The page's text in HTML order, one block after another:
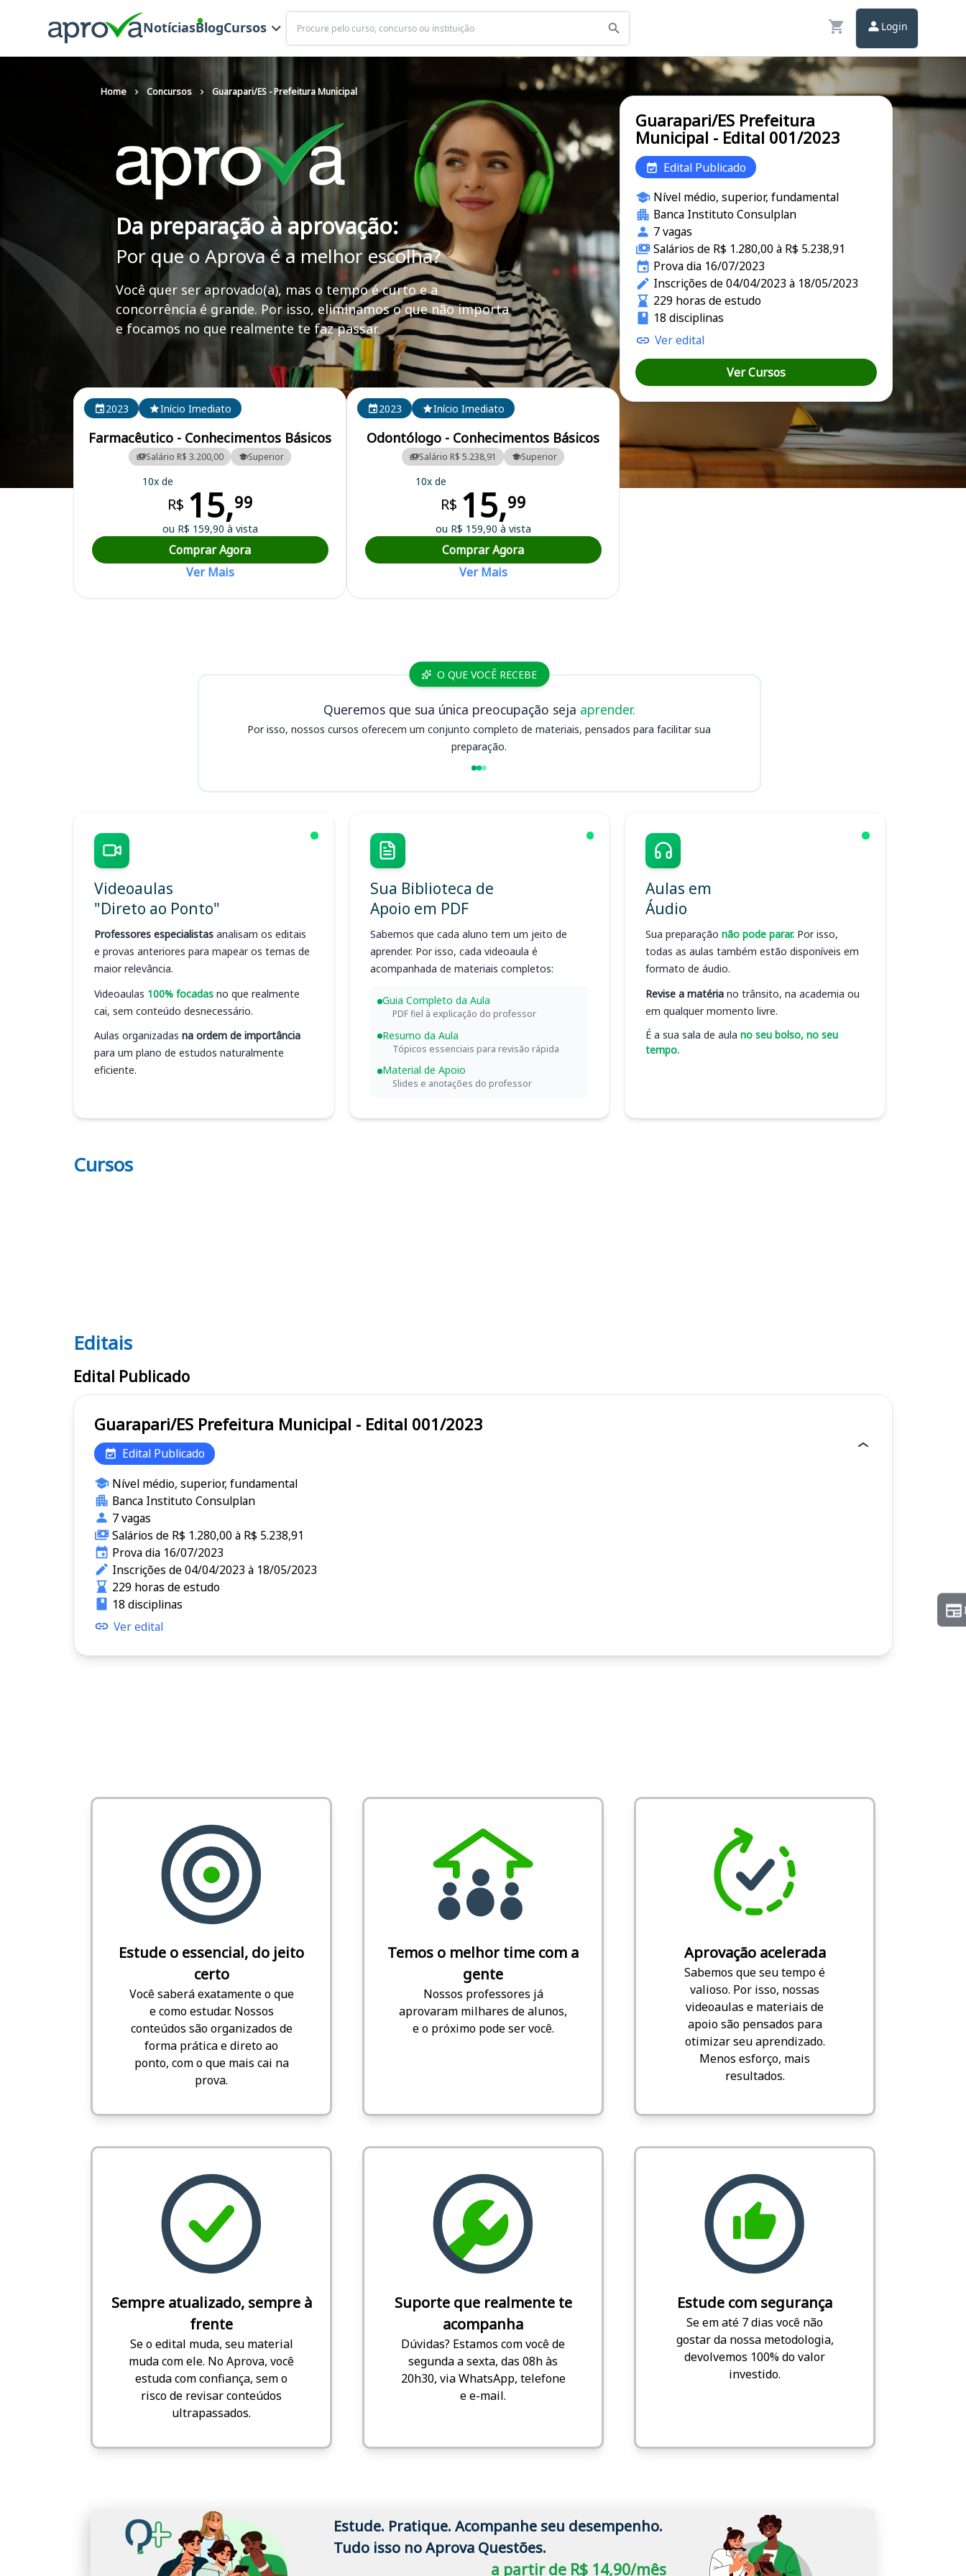
NotíciasBlogCursos
Buscar
Login
Home Concursos Guarapari/ES - Prefeitura Municipal
Da preparação à aprovação:
Por que o Aprova é a melhor escolha?
Você quer ser aprovado(a), mas o tempo é curto e a
concorrência é grande. Por isso, eliminamos o que não importa
e focamos no que realmente te faz passar.
Curso Preparatório para o Concurso Guarapari/ES - Prefeitura Municipal
Cursos em destaque para passar no concurso
2023
Início Imediato
Farmacêutico - Conhecimentos Básicos
Salário R$ 3.200,00 Superior
10x de
R$ 15,99
ou R$ 159,90 à vista
Comprar Agora
Ver Mais
2023 Início Imediato
Odontólogo - Conhecimentos Básicos
Salário R$ 5.238,91 Superior
10x de
R$ 15,99
ou R$ 159,90 à vista
Comprar Agora
Ver Mais
Guarapari/ES Prefeitura
Municipal - Edital 001/2023
Edital Publicado
Nível médio, superior, fundamental
Banca Instituto Consulplan
7 vagas
Salários de R$ 1.280,00 à R$ 5.238,91
Prova dia 16/07/2023
Inscrições de 04/04/2023 à 18/05/2023
229 horas de estudo
18 disciplinas
Ver edital
Ver Cursos
O QUE VOCÊ RECEBE
Queremos que sua única preocupação seja aprender.
Por isso, nossos cursos oferecem um conjunto completo de materiais, pensados para facilitar sua
preparação.
Videoaulas
"Direto ao Ponto"
Professores especialistas analisam os editais
e provas anteriores para mapear os temas de
maior relevância.
Videoaulas 100% focadas no que realmente
cai, sem conteúdo desnecessário.
Aulas organizadas na ordem de importância
para um plano de estudos naturalmente
eficiente.
Sua Biblioteca de
Apoio em PDF
Sabemos que cada aluno tem um jeito de
aprender. Por isso, cada videoaula é
acompanhada de materiais completos:
Guia Completo da Aula
PDF fiel à explicação do professor
Resumo da Aula
Tópicos essenciais para revisão rápida
Material de Apoio
Slides e anotações do professor
Aulas em
Áudio
Sua preparação não pode parar. Por isso,
todas as aulas também estão disponíveis em
formato de áudio.
Revise a matéria no trânsito, na academia ou
em qualquer momento livre.
É a sua sala de aula no seu bolso, no seu
tempo.
Cursos
Editais
Editais
Edital Publicado
Guarapari/ES Prefeitura Municipal - Edital 001/2023
Edital Publicado
Nível médio, superior, fundamental
Banca Instituto Consulplan
7 vagas
Salários de R$ 1.280,00 à R$ 5.238,91
Prova dia 16/07/2023
Inscrições de 04/04/2023 à 18/05/2023
229 horas de estudo
18 disciplinas
Ver edital
Estude o essencial, do jeito
certo
Você saberá exatamente o que
e como estudar. Nossos
conteúdos são organizados de
forma prática e direto ao
ponto, com o que mais cai na
prova.
Temos o melhor time com a
gente
Nossos professores já
aprovaram milhares de alunos,
e o próximo pode ser você.
Aprovação acelerada
Sabemos que seu tempo é
valioso. Por isso, nossas
videoaulas e materiais de
apoio são pensados para
otimizar seu aprendizado.
Menos esforço, mais
resultados.
Sempre atualizado, sempre à
frente
Se o edital muda, seu material
muda com ele. No Aprova, você
estuda com confiança, sem o
risco de revisar conteúdos
ultrapassados.
Suporte que realmente te
acompanha
Dúvidas? Estamos com você de
segunda a sexta, das 08h às
20h30, via WhatsApp, telefone
e e-mail.
Estude com segurança
Se em até 7 dias você não
gostar da nossa metodologia,
devolvemos 100% do valor
investido.
Estude. Pratique. Acompanhe seu desempenho.
Tudo isso no Aprova Questões.
a partir de R$ 14,90/mês